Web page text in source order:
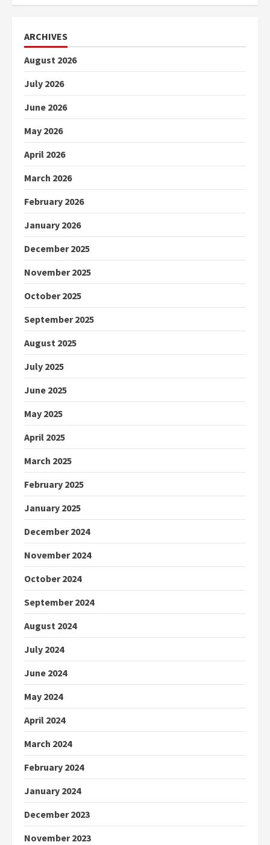
ARCHIVES
August 2026
July 2026
June 2026
May 2026
April 2026
March 2026
February 2026
January 2026
December 2025
November 2025
October 2025
September 2025
August 2025
July 2025
June 2025
May 2025
April 2025
March 2025
February 2025
January 2025
December 2024
November 2024
October 2024
September 2024
August 2024
July 2024
June 2024
May 2024
April 2024
March 2024
February 2024
January 2024
December 2023
November 2023